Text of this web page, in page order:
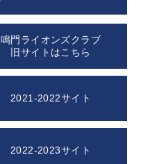
鳴門ライオンズクラブ
旧サイトはこちら
2021-2022サイト
2022-2023サイト